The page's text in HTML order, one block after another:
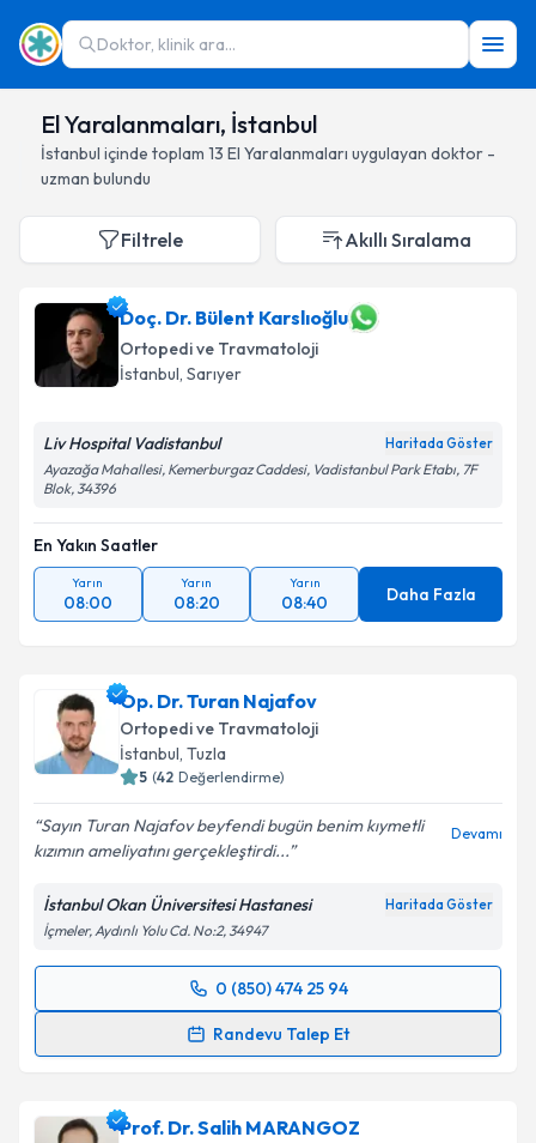
Doktor, klinik ara...
El Yaralanmaları, İstanbul
İstanbul içinde toplam 13 El Yaralanmaları uygulayan doktor -
uzman bulundu
Filtrele Akıllı Sıralama
Doç. Dr. Bülent Karslıoğlu
Ortopedi ve Travmatoloji
İstanbul, Sarıyer
Liv Hospital Vadistanbul Haritada Göster
Ayazağa Mahallesi, Kemerburgaz Caddesi, Vadistanbul Park Etabı, 7F
Blok, 34396
En Yakın Saatler
Yarın
08:00
Yarın
08:20
Yarın
08:40 Daha Fazla
Op. Dr. Turan Najafov
Ortopedi ve Travmatoloji
İstanbul, Tuzla
5 (42 Değerlendirme)
Sayın Turan Najafov beyfendi bugün benim kıymetli
kızımın ameliyatını gerçekleştirdi...
Devamı
İstanbul Okan Üniversitesi Hastanesi Haritada Göster
İçmeler, Aydınlı Yolu Cd. No:2, 34947
0 (850) 474 25 94
Randevu Talep Et
Randevu Takvimi Talebi
takvim hazırlandığında e-posta ile bilgilendireceğiz.
Prof. Dr. Salih MARANGOZ